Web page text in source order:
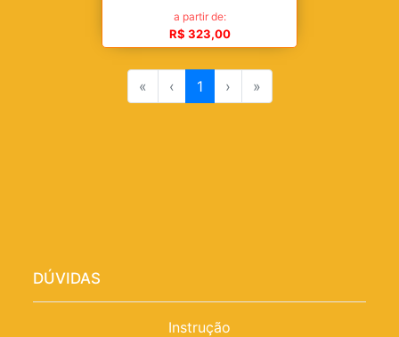
a partir de:
R$ 323,00
« ‹ 1 › »
DÚVIDAS
Instrução